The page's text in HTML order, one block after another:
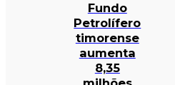
Fundo
Petrolífero
timorense
aumenta
8,35